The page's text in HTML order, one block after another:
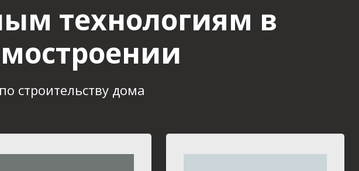
технологиям в
строительству дома